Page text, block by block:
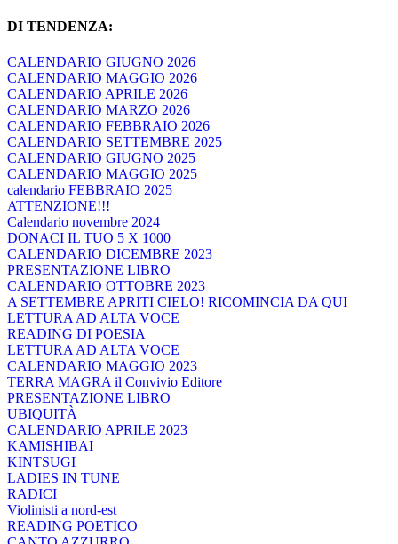
DI TENDENZA:
CALENDARIO GIUGNO 2026
CALENDARIO MAGGIO 2026
CALENDARIO APRILE 2026
CALENDARIO MARZO 2026
CALENDARIO FEBBRAIO 2026
CALENDARIO SETTEMBRE 2025
CALENDARIO GIUGNO 2025
CALENDARIO MAGGIO 2025
calendario FEBBRAIO 2025
ATTENZIONE!!!
Calendario novembre 2024
DONACI IL TUO 5 X 1000
CALENDARIO DICEMBRE 2023
PRESENTAZIONE LIBRO
CALENDARIO OTTOBRE 2023
A SETTEMBRE APRITI CIELO! RICOMINCIA DA QUI
LETTURA AD ALTA VOCE
READING DI POESIA
LETTURA AD ALTA VOCE
CALENDARIO MAGGIO 2023
TERRA MAGRA il Convivio Editore
PRESENTAZIONE LIBRO
UBIQUITÀ
CALENDARIO APRILE 2023
KAMISHIBAI
KINTSUGI
LADIES IN TUNE
RADICI
Violinisti a nord-est
READING POETICO